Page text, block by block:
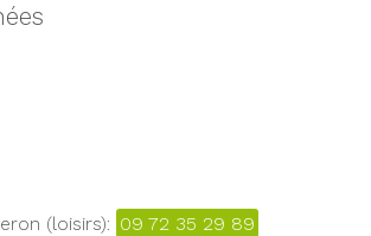
(loisirs): 09 72 35 29 89